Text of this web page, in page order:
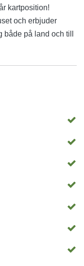
kartposition!
och erbjuder
på land och till